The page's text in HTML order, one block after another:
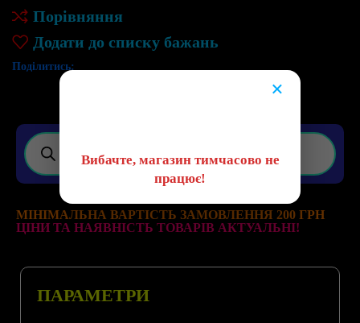
Порівняння
Додати до списку бажань
Поділитись:
МІНІМАЛЬНА ВАРТІСТЬ ЗАМОВЛЕННЯ 200 ГРН
ЦІНИ ТА НАЯВНІСТЬ ТОВАРІВ АКТУАЛЬНІ!
ПАРАМЕТРИ
×
Вибачте, магазин тимчасово не
працює!